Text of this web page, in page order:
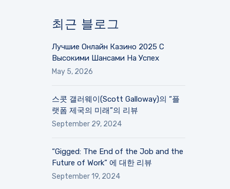
최근 블로그
Лучшие Онлайн Казино 2025 С
Высокими Шансами На Успех
May 5, 2026
스콧 갤러웨이(Scott Galloway)의 “플
랫폼 제국의 미래”의 리뷰
September 29, 2024
“Gigged: The End of the Job and the
Future of Work” 에 대한 리뷰
September 19, 2024